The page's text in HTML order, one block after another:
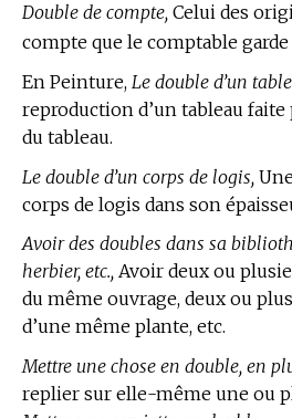
Double de compte, Celui des
compte que le comptable
En Peinture, Le double d’un
reproduction d’un tableau faite
du tableau.
Le double d’un corps de logis,
corps de logis dans son
Avoir des doubles dans sa
herbier, etc., Avoir deux ou
du même ouvrage, deux ou
d’une même plante, etc.
Mettre une chose en double, en
replier sur elle-même une ou